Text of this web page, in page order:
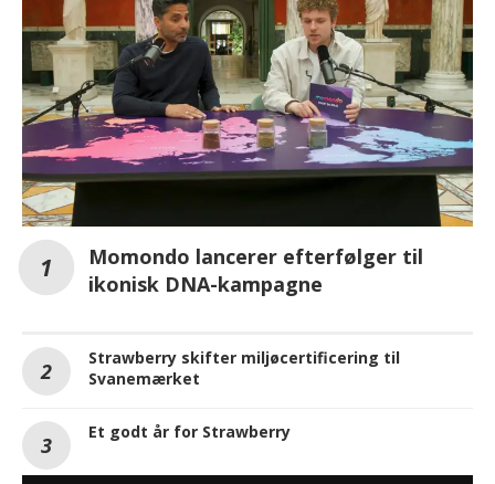
Momondo lancerer efterfølger til
ikonisk DNA-kampagne
Strawberry skifter miljøcertificering til
Svanemærket
Et godt år for Strawberry